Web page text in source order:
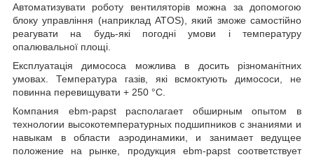
Автоматизувати роботу вентиляторів можна за допомогою
блоку управління (наприклад ATOS), який зможе самостійно
реагувати на будь-які погодні умови і температуру
опалювальної площі.
Експлуатація димососа можлива в досить різноманітних
умовах. Температура газів, які всмоктують димососи, не
повинна перевищувати + 250 °С.
Компания ebm-papst располагает обширным опытом в
технологии высокотемпературных подшипников с знаниями и
навыкам в области аэродинамики, и занимает ведущее
положение на рынке, продукция ebm-papst соответствует